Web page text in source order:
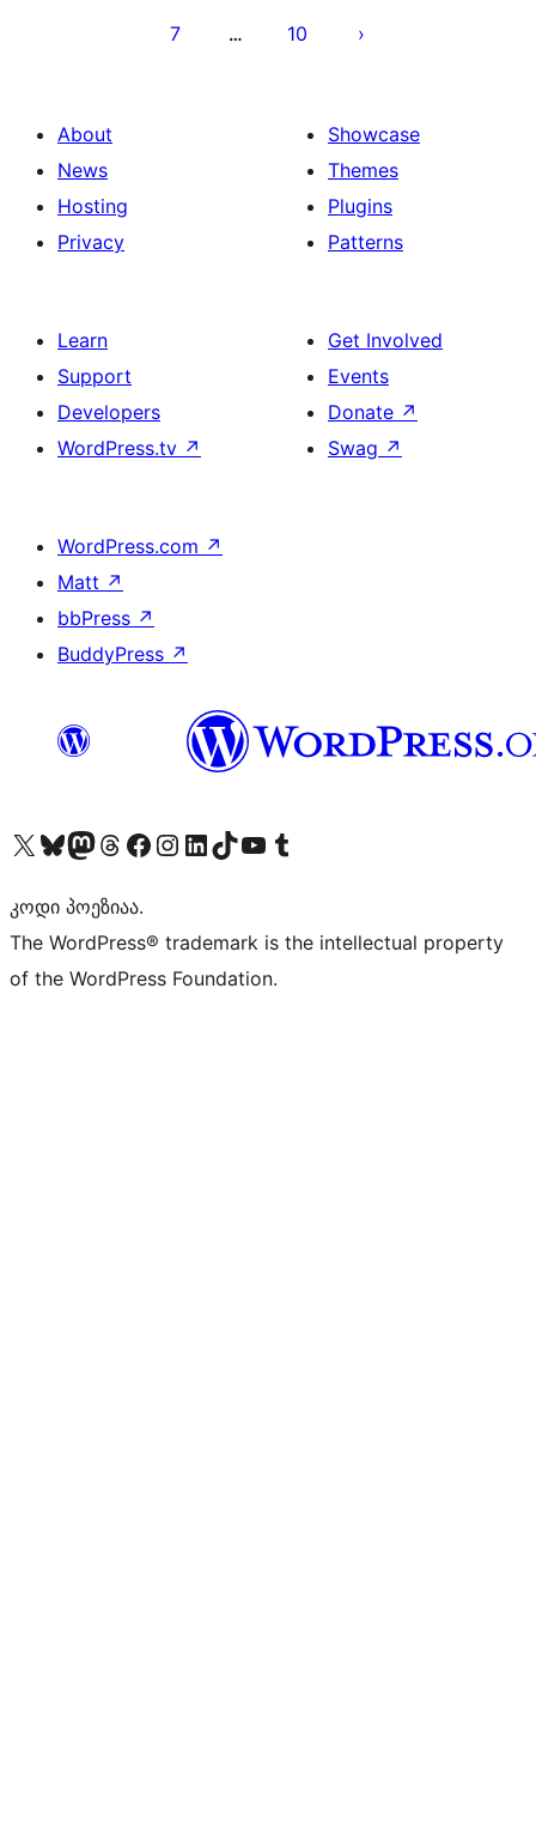
7 … 10
About
News
Hosting
Privacy
Showcase
Themes
Plugins
Patterns
Learn
Support
Developers
WordPress.tv ↗
Get Involved
Events
Donate ↗
Swag ↗
WordPress.com ↗
Matt ↗
bbPress ↗
BuddyPress ↗
Visit our X (formerly Twitter) account
Visit our Bluesky account
Visit our Mastodon account
Visit our Threads account
Visit our Facebook page
Visit our Instagram account
Visit our LinkedIn account
Visit our TikTok account
Visit our YouTube channel
Visit our Tumblr account
კოდი პოეზიაა.
The WordPress® trademark is the intellectual property
of the WordPress Foundation.